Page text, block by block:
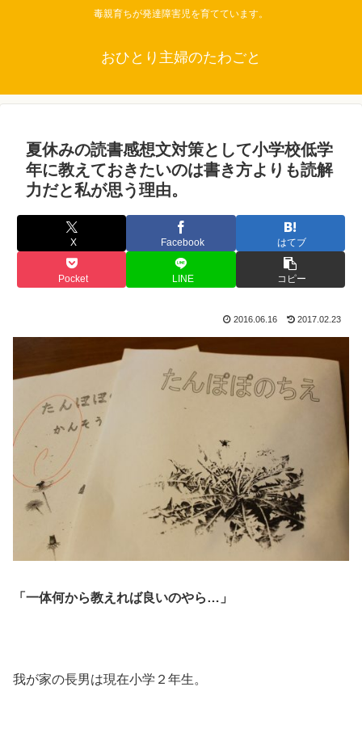
毒親育ちが発達障害児を育てています。
おひとり主婦のたわごと
夏休みの読書感想文対策として小学校低学
年に教えておきたいのは書き方よりも読解
力だと私が思う理由。
X Facebook はてブ
Pocket LINE コピー
2016.06.16 2017.02.23
「一体何から教えれば良いのやら…」
我が家の長男は現在小学２年生。